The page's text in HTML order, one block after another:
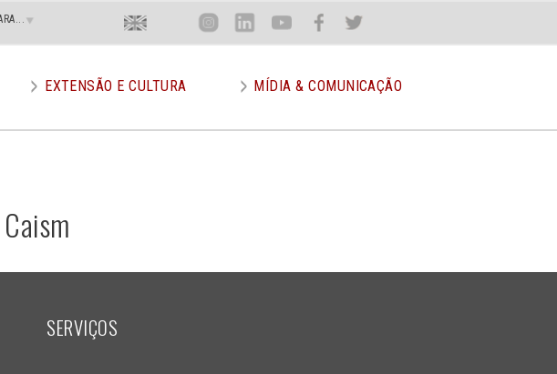
Menu
Superior
Direito
En Inst Lin You Face Twit
EXTENSÃO E CULTURA MÍDIA & COMUNICAÇÃO
SERVIÇOS